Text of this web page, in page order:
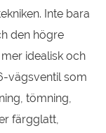
Inte bara
den högre
idealisk och
vägsventil som
tömning,
färgglatt,